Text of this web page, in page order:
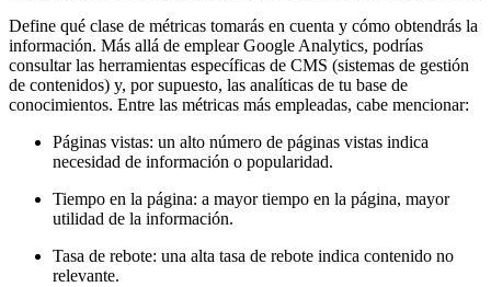
Define qué clase de métricas tomarás en cuenta y cómo obtendrás la
información. Más allá de emplear Google Analytics, podrías
consultar las herramientas específicas de CMS (sistemas de gestión
de contenidos) y, por supuesto, las analíticas de tu base de
conocimientos. Entre las métricas más empleadas, cabe mencionar:
Páginas vistas: un alto número de páginas vistas indica
necesidad de información o popularidad.
Tiempo en la página: a mayor tiempo en la página, mayor
utilidad de la información.
Tasa de rebote: una alta tasa de rebote indica contenido no
relevante.